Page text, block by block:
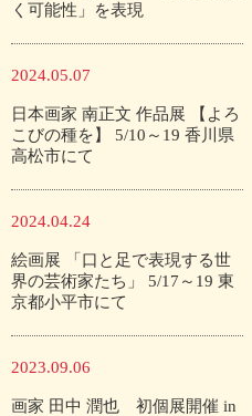
く可能性」を表現
2024.05.07
日本画家 南正文 作品展 【よろ
こびの種を】 5/10～19 香川県
高松市にて
2024.04.24
絵画展 「口と足で表現する世
界の芸術家たち」 5/17～19 東
京都小平市にて
2023.09.06
画家 田中 潤也 初個展開催 in